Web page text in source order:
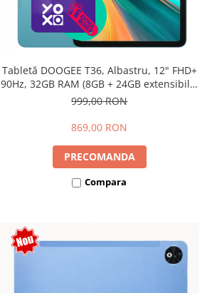
Tabletă DOOGEE T36, Albastru, 12" FHD+
90Hz, 32GB RAM (8GB + 24GB extensibili),
256GB, Android 15, 8800mAh, Dual SIM
999,00 RON
869,00 RON
PRECOMANDA
Compara